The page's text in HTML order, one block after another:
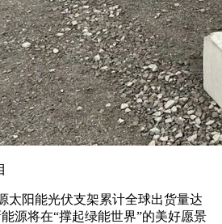
太阳能光伏支架累计全球出货量达
源将在“撑起绿能世界”的美好愿景